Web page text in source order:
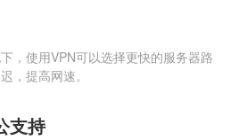
，使用VPN可以选择更快的服务器路
，提高网速。
支持